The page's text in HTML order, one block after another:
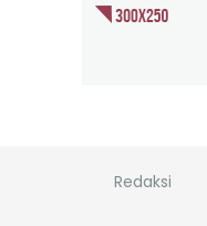
Redaksi